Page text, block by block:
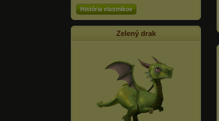
História vlastníkov
Zelený drak